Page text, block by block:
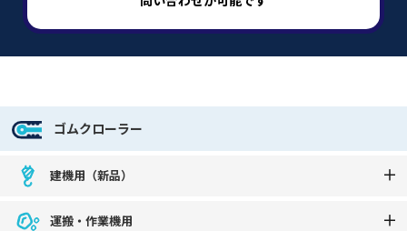
ゴムクローラー
建機用（新品）
運搬・作業機用